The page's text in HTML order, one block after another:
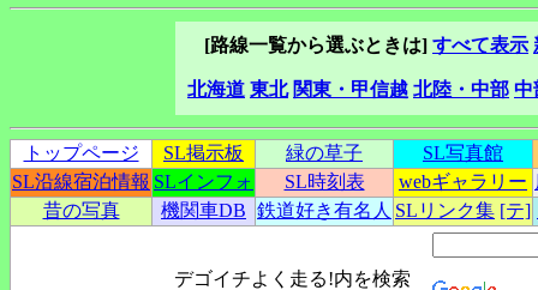
[路線一覧から選ぶときは] すべて表示
北海道 東北 関東・甲信越 北陸・中部 中
トップページ SL掲示板 緑の草子
SL写真館
SL沿線宿泊情報 SLインフォ SL時刻表 webギャラリー
昔の写真
機関車DB 鉄道好き有名人 SLリンク集 [テ]
デゴイチよく走る!内を検索